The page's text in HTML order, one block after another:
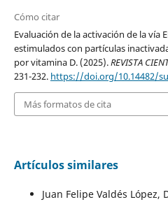
Cómo citar
Evaluación de la activación de la vía
estimulados con partículas
por vitamina D. (2025).REVISTA
231-232. https://doi.org/10.14482/
Más formatos de cita
Artículos similares
Juan Felipe Valdés López,